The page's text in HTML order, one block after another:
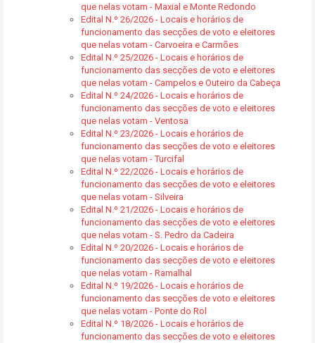
que nelas votam - Maxial e Monte Redondo
Edital N.º 26/2026 - Locais e horários de
funcionamento das secções de voto e eleitores
que nelas votam - Carvoeira e Carmões
Edital N.º 25/2026 - Locais e horários de
funcionamento das secções de voto e eleitores
que nelas votam - Campelos e Outeiro da Cabeça
Edital N.º 24/2026 - Locais e horários de
funcionamento das secções de voto e eleitores
que nelas votam - Ventosa
Edital N.º 23/2026 - Locais e horários de
funcionamento das secções de voto e eleitores
que nelas votam - Turcifal
Edital N.º 22/2026 - Locais e horários de
funcionamento das secções de voto e eleitores
que nelas votam - Silveira
Edital N.º 21/2026 - Locais e horários de
funcionamento das secções de voto e eleitores
que nelas votam - S. Pedro da Cadeira
Edital N.º 20/2026 - Locais e horários de
funcionamento das secções de voto e eleitores
que nelas votam - Ramalhal
Edital N.º 19/2026 - Locais e horários de
funcionamento das secções de voto e eleitores
que nelas votam - Ponte do Rol
Edital N.º 18/2026 - Locais e horários de
funcionamento das secções de voto e eleitores